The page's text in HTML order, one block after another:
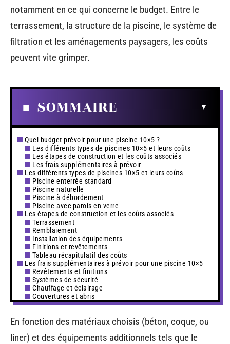
notamment en ce qui concerne le budget. Entre le
terrassement, la structure de la piscine, le système de
filtration et les aménagements paysagers, les coûts
peuvent vite grimper.
SOMMAIRE
Quel budget prévoir pour une piscine 10×5 ?
Les différents types de piscines 10×5 et leurs coûts
Les étapes de construction et les coûts associés
Les frais supplémentaires à prévoir
Les différents types de piscines 10×5 et leurs coûts
Piscine enterrée standard
Piscine naturelle
Piscine à débordement
Piscine avec parois en verre
Les étapes de construction et les coûts associés
Terrassement
Remblaiement
Installation des équipements
Finitions et revêtements
Tableau récapitulatif des coûts
Les frais supplémentaires à prévoir pour une piscine 10×5
Revêtements et finitions
Systèmes de sécurité
Chauffage et éclairage
Couvertures et abris
En fonction des matériaux choisis (béton, coque, ou
liner) et des équipements additionnels tels que le